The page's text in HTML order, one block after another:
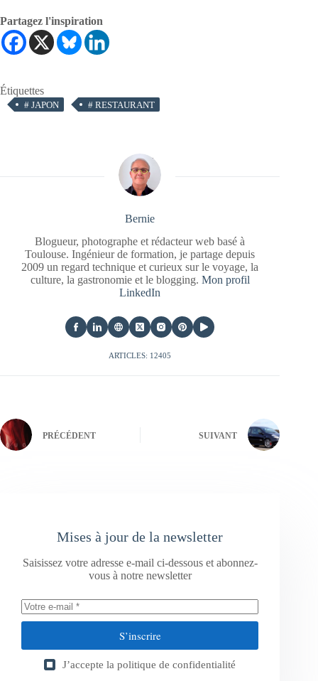
Partagez l'inspiration
Étiquettes
# JAPON # RESTAURANT
Bernie
Blogueur, photographe et rédacteur web basé à
Toulouse. Ingénieur de formation, je partage depuis
2009 un regard technique et curieux sur le voyage, la
culture, la gastronomie et le blogging. Mon profil
LinkedIn
ARTICLES: 12405
PRÉCÉDENT SUIVANT
Mises à jour de la newsletter
Saisissez votre adresse e-mail ci-dessous et abonnez-
vous à notre newsletter
S’inscrire
J’accepte la politique de confidentialité